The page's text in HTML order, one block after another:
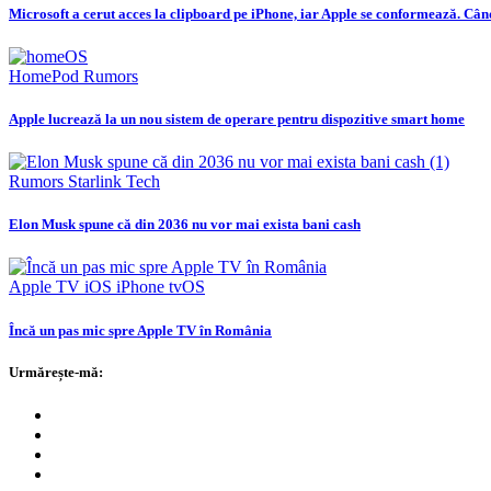
Microsoft a cerut acces la clipboard pe iPhone, iar Apple se conformează.
HomePod Rumors
Apple lucrează la un nou sistem de operare pentru dispozitive smart home
Rumors Starlink Tech
Elon Musk spune că din 2036 nu vor mai exista bani cash
Apple TV iOS iPhone tvOS
Încă un pas mic spre Apple TV în România
Urmărește-mă: